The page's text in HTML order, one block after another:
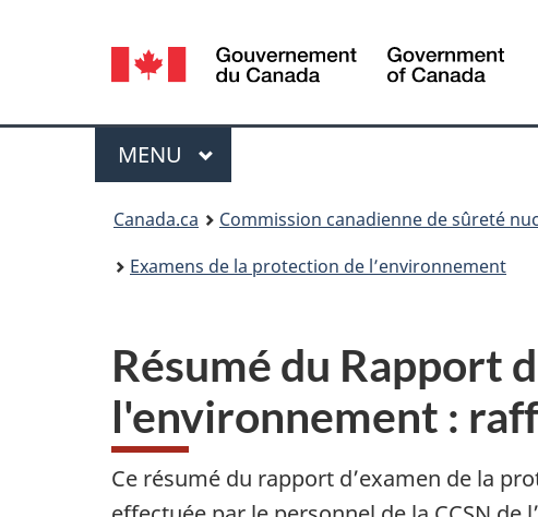
Sélection
de
la
langue
Menu
MENU PRINCIPAL
Canada.ca Commission canadienne de sûreté
Examens de la protection de l’environnement
Résumé du Rapport
l'environnement :
Ce résumé du rapport d’examen de la